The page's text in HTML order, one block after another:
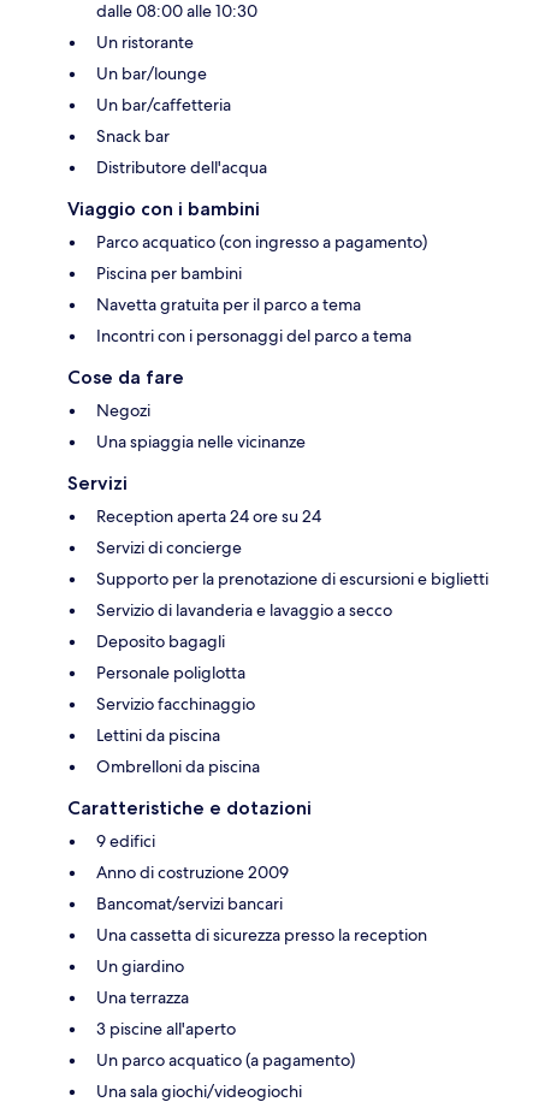
dalle 08:00 alle 10:30
Un ristorante
Un bar/lounge
Un bar/caffetteria
Snack bar
Distributore dell'acqua
Viaggio con i bambini
Parco acquatico (con ingresso a pagamento)
Piscina per bambini
Navetta gratuita per il parco a tema
Incontri con i personaggi del parco a tema
Cose da fare
Negozi
Una spiaggia nelle vicinanze
Servizi
Reception aperta 24 ore su 24
Servizi di concierge
Supporto per la prenotazione di escursioni e biglietti
Servizio di lavanderia e lavaggio a secco
Deposito bagagli
Personale poliglotta
Servizio facchinaggio
Lettini da piscina
Ombrelloni da piscina
Caratteristiche e dotazioni
9 edifici
Anno di costruzione 2009
Bancomat/servizi bancari
Una cassetta di sicurezza presso la reception
Un giardino
Una terrazza
3 piscine all'aperto
Un parco acquatico (a pagamento)
Una sala giochi/videogiochi